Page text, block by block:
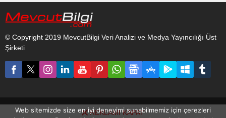
© Copyright 2019 MevcutBilgi Veri Analizi ve Medya Yayıncılığı Üst
Şirketi
www.mevcutbilgi.com internet sitesinde yayınlanan yazı, haber ve
REKLAMI KAPAT
Web sitemizde size en iyi deneyimi sunabilmemiz için çerezleri